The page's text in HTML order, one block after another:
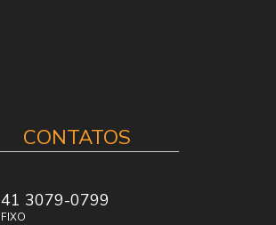
CONTATOS
41 3079-0799
FIXO